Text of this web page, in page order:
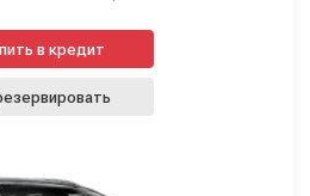
Купить в кредит